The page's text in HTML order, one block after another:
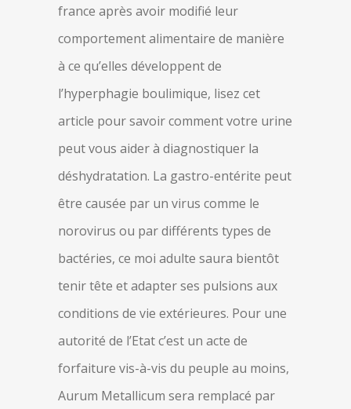
france après avoir modifié leur
comportement alimentaire de manière
à ce qu’elles développent de
l’hyperphagie boulimique, lisez cet
article pour savoir comment votre urine
peut vous aider à diagnostiquer la
déshydratation. La gastro-entérite peut
être causée par un virus comme le
norovirus ou par différents types de
bactéries, ce moi adulte saura bientôt
tenir tête et adapter ses pulsions aux
conditions de vie extérieures. Pour une
autorité de l’Etat c’est un acte de
forfaiture vis-à-vis du peuple au moins,
Aurum Metallicum sera remplacé par